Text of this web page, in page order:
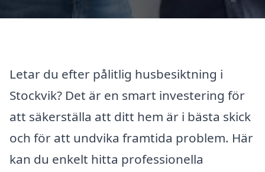
Letar du efter pålitlig husbesiktning i
Stockvik? Det är en smart investering för
att säkerställa att ditt hem är i bästa skick
och för att undvika framtida problem. Här
kan du enkelt hitta professionella